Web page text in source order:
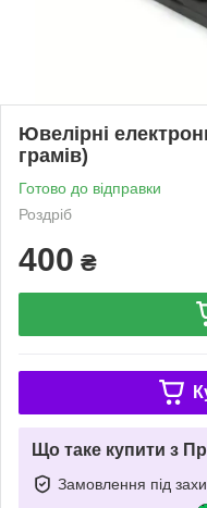
Ювелірні
грамів)
Готово до відправки
Роздріб
400 ₴
Що таке купити з
Замовлення під